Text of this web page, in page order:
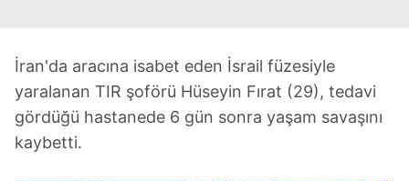
İran'da aracına isabet eden İsrail füzesiyle
yaralanan TIR şoförü Hüseyin Fırat (29), tedavi
gördüğü hastanede 6 gün sonra yaşam savaşını
kaybetti.